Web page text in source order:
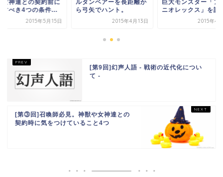
女神達との契約前に
すべき4つの条件...
2015年5月15日
ルタンベアーを長距離か
ら弓矢でハント。
2015年4月13日
巨大モンスター「ア
ニオレックス」を討
2015年4
[第9回]幻声人語 - 戦術の近代化につい
て -
[第③回]召喚師必見。神獣や女神達との
契約時に気をつけていること4つ